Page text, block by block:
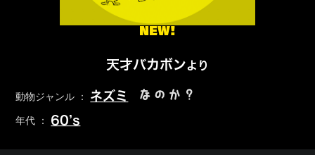
NEW!
天才バカボンより
動物ジャンル ： ネズミ なのか？
年代 ： 60’s